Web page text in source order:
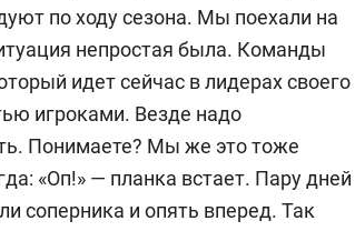
по ходу сезона. Мы поехали на
непростая была. Команды
идет сейчас в лидерах своего
игроками. Везде надо
Понимаете? Мы же это тоже
«Оп!» — планка встает. Пару дней
соперника и опять вперед. Так